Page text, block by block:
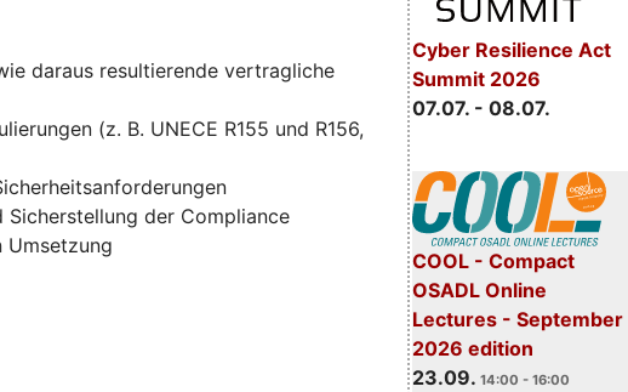
Cyber Resilience Act
Summit 2026
07.07. - 08.07.
COOL - Compact
OSADL Online
Lectures - September
2026 edition
23.09. 14:00 - 16:00
daraus resultierende vertragliche
(z. B. UNECE R155 und R156,
Sicherstellung der Compliance
Umsetzung